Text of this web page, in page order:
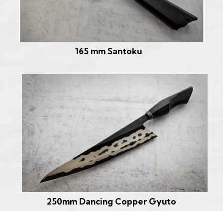
165 mm Santoku
250mm Dancing Copper Gyuto